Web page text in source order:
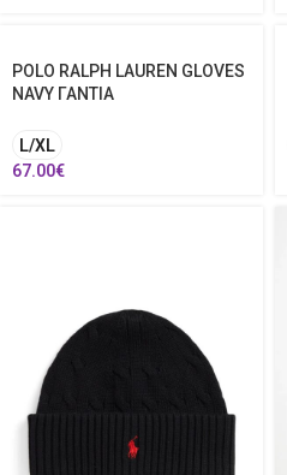
POLO RALPH LAUREN GLOVES
NAVY ΓΑΝΤΙΑ
L/XL
67.00€